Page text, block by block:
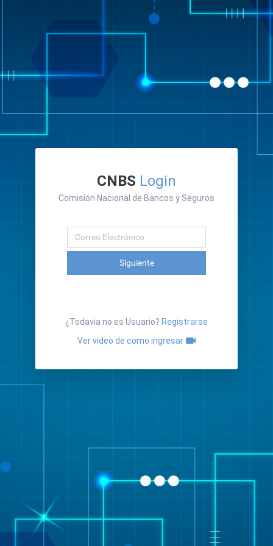
CNBS Login
Comisión Nacional de Bancos y Seguros
Siguiente
¿Todavia no es Usuario? Registrarse
Ver video de como ingresar